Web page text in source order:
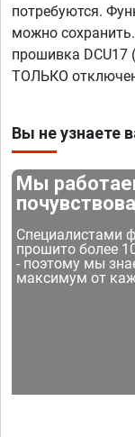
потребуются.
можно
прошивка
ТОЛЬКО
Вы не узнаете
Мы
Специалистами
прошито более
- поэтому мы
максимум от